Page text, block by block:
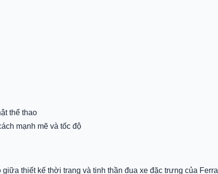
thể thao
mạnh mẽ và tốc độ
thiết kế thời trang và tinh thần đua xe đặc trưng của